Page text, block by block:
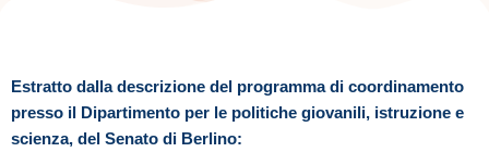
Estratto dalla descrizione del programma di coordinamento
presso il Dipartimento per le politiche giovanili, istruzione e
scienza, del Senato di Berlino: